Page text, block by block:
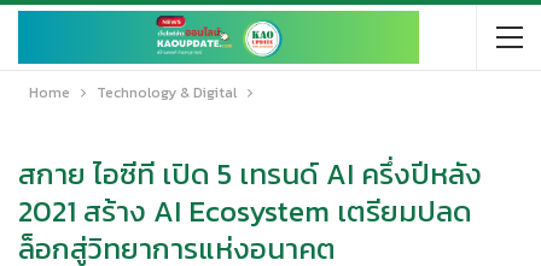
Home Technology & Digital
สกาย ไอซีที เปิด 5 เทรนด์ AI ครึ่งปีหลัง
2021 สร้าง AI Ecosystem เตรียมปลด
ล็อกสู่วิทยาการแห่งอนาคต